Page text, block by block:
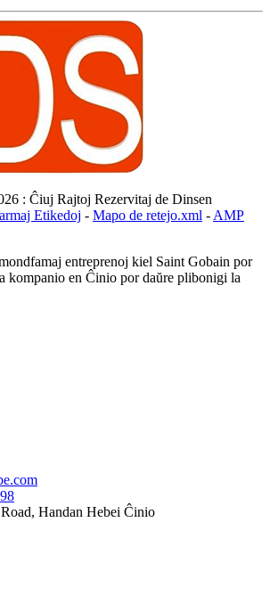
: Ĉiuj Rajtoj Rezervitaj de Dinsen
Etikedoj - Mapo de retejo.xml - AMP
entreprenoj kiel Saint Gobain por
kompanio en Ĉinio por daŭre plibonigi la
Handan Hebei Ĉinio